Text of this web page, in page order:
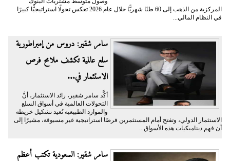
المركزية من الذهب إلى 60 طنًا شهريًّا خلال عام 2026 تعكس تحولًا استراتيجيًّا كبيرًا
في النظام المالي...
سامر شقير: دروس من إمبراطورية
سلع عالمية تكشف ملامح فرص
الاستثمار في...
أكَّد سامر شقير، رائد الاستثمار، أنَّ
التحولات العالمية في أسواق السلع
والموارد الطبيعية تُعيد تشكيل خريطة
الاستثمار الدولي، وتفتح أمام المستثمرين فرصًا استراتيجية غير مسبوقة، مشيرًا إلى
أن فهم ديناميكيات هذه الأسواق...
سامر شقير: السعودية تكتب أعظم